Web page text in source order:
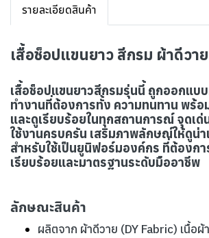
รายละเอียดสินค้า
เสื้อช็อปแขนยาว สีกรม ผ้าดีวาย
เสื้อช็อปแขนยาวสีกรมรุ่นนี้ ถูกออกแบ
ทำงานที่ต้องการทั้ง ความทนทาน พร้อ
และดูเรียบร้อยในทุกสถานการณ์ จุดเ
ใช้งานครบครัน เสริมภาพลักษณ์ให้ดูน่า
สำหรับใช้เป็นยูนิฟอร์มองค์กร ที่ต้องก
เรียบร้อยและมาตรฐานระดับมืออาชีพ
ลักษณะสินค้า
ผลิตจาก ผ้าดีวาย (DY Fabric) เนื้อ